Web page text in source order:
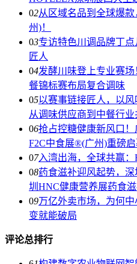
02从区域名品到全球爆
州)！
03专访特色川调品牌丁
匠人
04发酵川味登上专业赛
餐锦标赛布局复合调味
05以赛事链接匠人，以风
从调味供应商到中餐行
06抢占控糖健康新风口
F2C中食展®(广州)重磅
07入湾出海，全球共赢：
08药食滋补迎风起势，
圳HNC健康营养展药食
09万亿外卖市场，为何
变就能破局
评论总排行